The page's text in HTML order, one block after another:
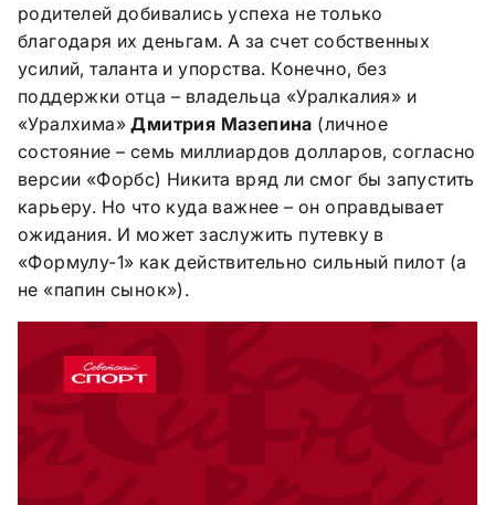
родителей добивались успеха не только
благодаря их деньгам. А за счет собственных
усилий, таланта и упорства. Конечно, без
поддержки отца – владельца «Уралкалия» и
«Уралхима»Дмитрия Мазепина (личное
состояние – семь миллиардов долларов, согласно
версии «Форбс) Никита вряд ли смог бы запустить
карьеру. Но что куда важнее – он оправдывает
ожидания. И может заслужить путевку в
«Формулу-1» как действительно сильный пилот (а
не «папин сынок»).